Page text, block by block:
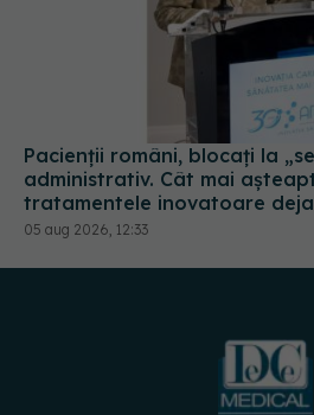
Pacienții români, blocați la
administrativ. Cât mai
tratamentele inovatoare
Europa
05 aug 2026, 12:33
URMĂREȘTE-